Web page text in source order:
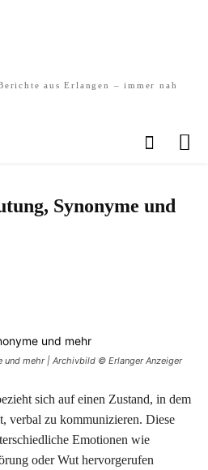
aus Erlangen – immer nah
Synonyme und
und mehr | Archivbild © Erlanger Anzeiger
sich auf einen Zustand, in dem
verbal zu kommunizieren. Diese
Emotionen wie
oder Wut hervorgerufen